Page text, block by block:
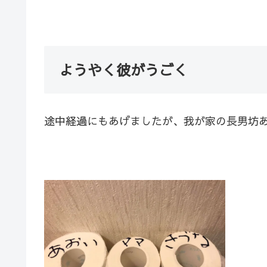
ようやく彼がうごく
途中経過にもあげましたが、我が家の長男坊